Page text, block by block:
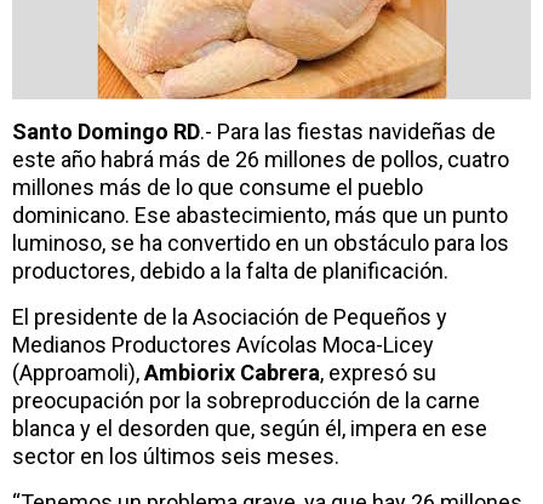
Santo Domingo RD.- Para las fiestas navideñas de
este año habrá más de 26 millones de pollos, cuatro
millones más de lo que consume el pueblo
dominicano. Ese abastecimiento, más que un punto
luminoso, se ha convertido en un obstáculo para los
productores, debido a la falta de planificación.
El presidente de la Asociación de Pequeños y
Medianos Productores Avícolas Moca-Licey
(Approamoli),Ambiorix Cabrera, expresó su
preocupación por la sobreproducción de la carne
blanca y el desorden que, según él, impera en ese
sector en los últimos seis meses.